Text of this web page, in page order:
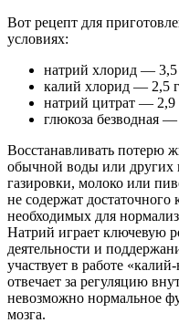
Вот рецепт для
условиях:
натрий хлорид — 3,5
калий хлорид — 2,5
натрий цитрат — 2,9
глюкоза безводная —
Восстанавливать потерю
обычной воды или других
газировки, молоко или
не содержат
необходимых для
Натрий играет ключевую
деятельности и
участвует в работе
отвечает за регуляцию
невозможно нормальное
мозга.